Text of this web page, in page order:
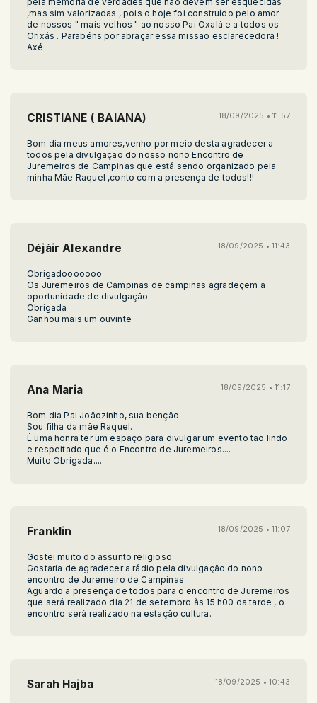
,mas sim valorizadas , pois o hoje foi construído pelo amor
de nossos " mais velhos " ao nosso Pai Oxalá e a todos os
Orixás . Parabéns por abraçar essa missão esclarecedora ! .
Axé
CRISTIANE ( BAIANA) 18/09/2025 • 11:57
Bom dia meus amores,venho por meio desta agradecer a
todos pela divulgação do nosso nono Encontro de
Juremeiros de Campinas que está sendo organizado pela
minha Mãe Raquel ,conto com a presença de todos!!!
Déjàir Alexandre 18/09/2025 • 11:43
Obrigadooooooo
Os Juremeiros de Campinas de campinas agradeçem a
oportunidade de divulgação
Obrigada
Ganhou mais um ouvinte
Ana Maria 18/09/2025 • 11:17
Bom dia Pai Joãozinho, sua benção.
Sou filha da mãe Raquel.
É uma honra ter um espaço para divulgar um evento tão lindo
e respeitado que é o Encontro de Juremeiros....
Muito Obrigada....
Franklin 18/09/2025 • 11:07
Gostei muito do assunto religioso
Gostaria de agradecer a rádio pela divulgação do nono
encontro de Juremeiro de Campinas
Aguardo a presença de todos para o encontro de Juremeiros
que será realizado dia 21 de setembro às 15 h00 da tarde , o
encontro será realizado na estação cultura.
Sarah Hajba 18/09/2025 • 10:43